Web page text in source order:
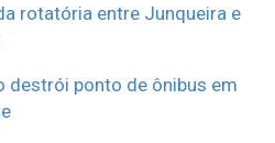
rotatória entre Junqueira e
destrói ponto de ônibus em